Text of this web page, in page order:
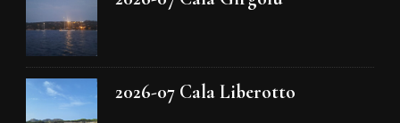
2026-07 Cala Liberotto